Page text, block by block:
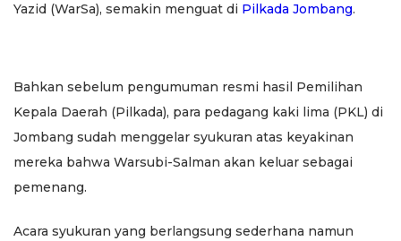
Yazid (WarSa), semakin menguat di Pilkada Jombang.
Bahkan sebelum pengumuman resmi hasil Pemilihan
Kepala Daerah (Pilkada), para pedagang kaki lima (PKL) di
Jombang sudah menggelar syukuran atas keyakinan
mereka bahwa Warsubi-Salman akan keluar sebagai
pemenang.
Acara syukuran yang berlangsung sederhana namun